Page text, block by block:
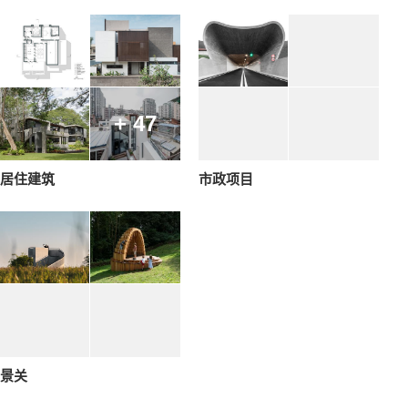
+ 47
居住建筑 市政项目
景关